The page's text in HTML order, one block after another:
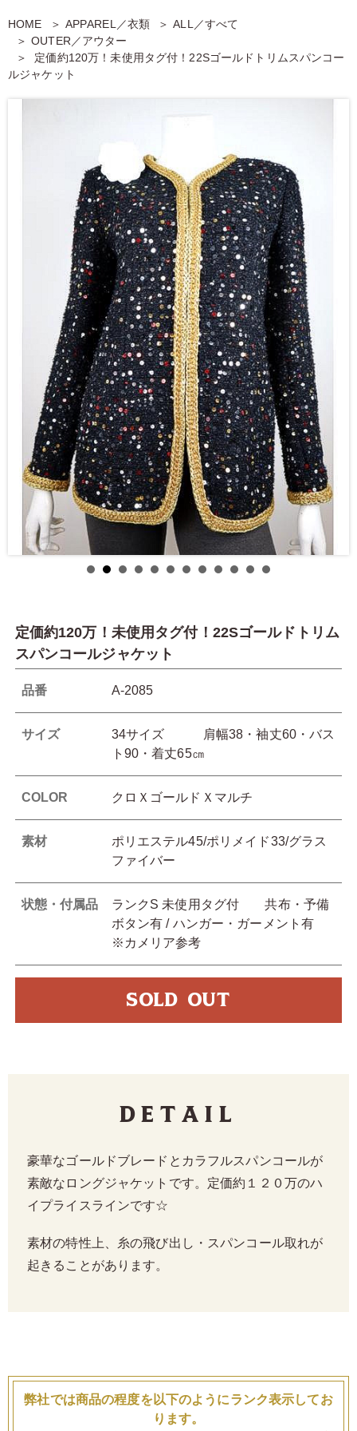
HOME APPAREL／衣類
ALL／すべて
OUTER／アウター
定価約120万！未使用タグ付！22Sゴールドトリムスパンコー
ルジャケット
定価約120万！未使用タグ付！22Sゴールドトリム
スパンコールジャケット
品番 A-2085
サイズ
34サイズ 肩幅38・袖丈60・バス
ト90・着丈65㎝
COLOR クロＸゴールドＸマルチ
素材
ポリエステル45/ポリメイド33/グラス
ファイバー
状態・付属品
ランクS 未使用タグ付 共布・予備
ボタン有 / ハンガー・ガーメント有
※カメリア参考
SOLD OUT
Detail
豪華なゴールドブレードとカラフルスパンコールが
素敵なロングジャケットです。定価約１２０万のハ
イプライスラインです☆
素材の特性上、糸の飛び出し・スパンコール取れが
起きることがあります。
弊社では商品の程度を以下のようにランク表示してお
ります。